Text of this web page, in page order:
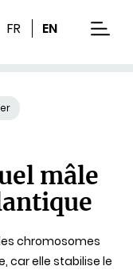
FR EN
mâle
des chromosomes
car elle stabilise le